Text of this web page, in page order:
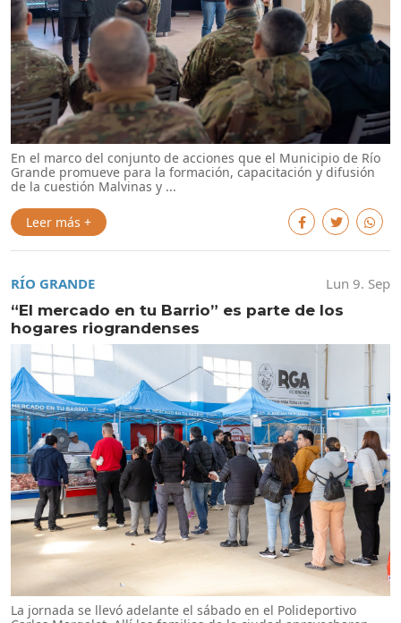
En el marco del conjunto de acciones que el Municipio de Río
Grande promueve para la formación, capacitación y difusión
de la cuestión Malvinas y ...
Leer más +
RÍO GRANDE
Lun 9. Sep
“El mercado en tu Barrio” es parte de los
hogares riograndenses
La jornada se llevó adelante el sábado en el Polideportivo